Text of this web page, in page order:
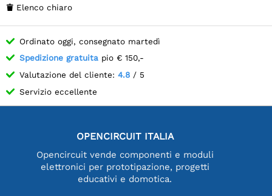
 Elenco chiaro
Ordinato oggi, consegnato martedì
Spedizione gratuita pio € 150,-
Valutazione del cliente: 4.8 / 5
Servizio eccellente
OPENCIRCUIT ITALIA
Opencircuit vende componenti e moduli
elettronici per prototipazione, progetti
educativi e domotica.